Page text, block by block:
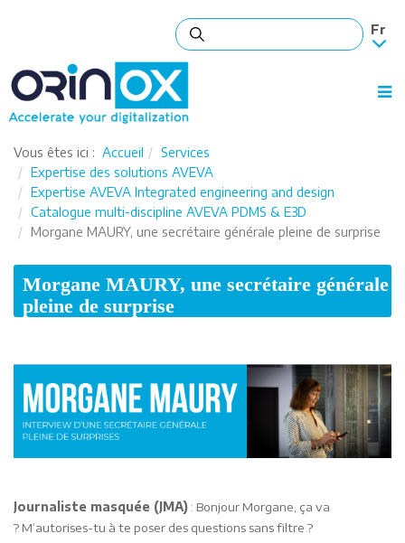
Vous êtes ici : Accueil
Services
Expertise des solutions AVEVA
Expertise AVEVA Integrated engineering and design
Catalogue multi-discipline AVEVA PDMS & E3D
Morgane MAURY, une secrétaire générale pleine de surprise
Morgane MAURY, une secrétaire générale
pleine de surprise
Journaliste masquée (JMA) : Bonjour Morgane, ça va
? M’autorises-tu à te poser des questions sans filtre ?